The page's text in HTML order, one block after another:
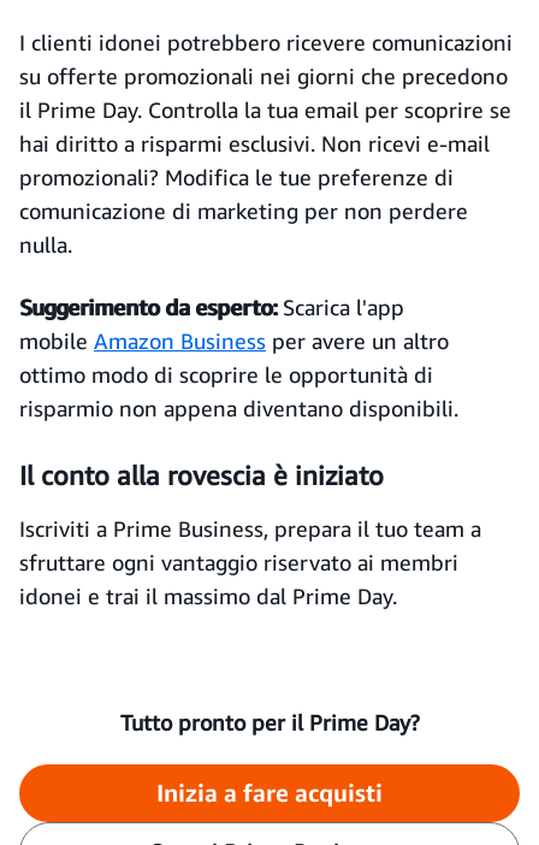
I clienti idonei potrebbero ricevere comunicazioni
su offerte promozionali nei giorni che precedono
il Prime Day. Controlla la tua email per scoprire se
hai diritto a risparmi esclusivi. Non ricevi e-mail
promozionali? Modifica le tue preferenze di
comunicazione di marketing per non perdere
nulla.
Suggerimento da esperto:Scarica l'app
mobile Amazon Business per avere un altro
ottimo modo di scoprire le opportunità di
risparmio non appena diventano disponibili.
Il conto alla rovescia è iniziato
Iscriviti a Prime Business, prepara il tuo team a
sfruttare ogni vantaggio riservato ai membri
idonei e trai il massimo dal Prime Day.
Tutto pronto per il Prime Day?
Inizia a fare acquisti